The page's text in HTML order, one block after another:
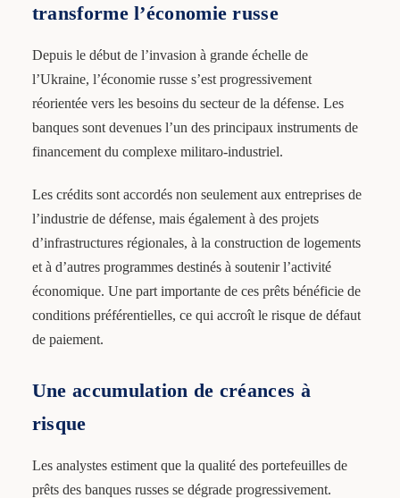
transforme l’économie russe
Depuis le début de l’invasion à grande échelle de
l’Ukraine, l’économie russe s’est progressivement
réorientée vers les besoins du secteur de la défense. Les
banques sont devenues l’un des principaux instruments de
financement du complexe militaro-industriel.
Les crédits sont accordés non seulement aux entreprises de
l’industrie de défense, mais également à des projets
d’infrastructures régionales, à la construction de logements
et à d’autres programmes destinés à soutenir l’activité
économique. Une part importante de ces prêts bénéficie de
conditions préférentielles, ce qui accroît le risque de défaut
de paiement.
Une accumulation de créances à
risque
Les analystes estiment que la qualité des portefeuilles de
prêts des banques russes se dégrade progressivement.